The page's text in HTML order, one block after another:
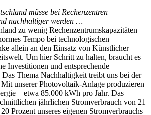
müsse bei Rechenzentren
nachhaltiger werden …
zu wenig Rechenzentrumskapazitäten
Tempo bei technologischen
allein an den Einsatz von Künstlicher
Um hier Schritt zu halten, braucht es
Investitionen und entsprechende
Das Thema Nachhaltigkeit treibt uns bei der
unserer Photovoltaik-Anlage produzieren
– etwa 85.000 kWh pro Jahr. Das
jährlichen Stromverbrauch von 21
Prozent unseres eigenen Stromverbrauchs